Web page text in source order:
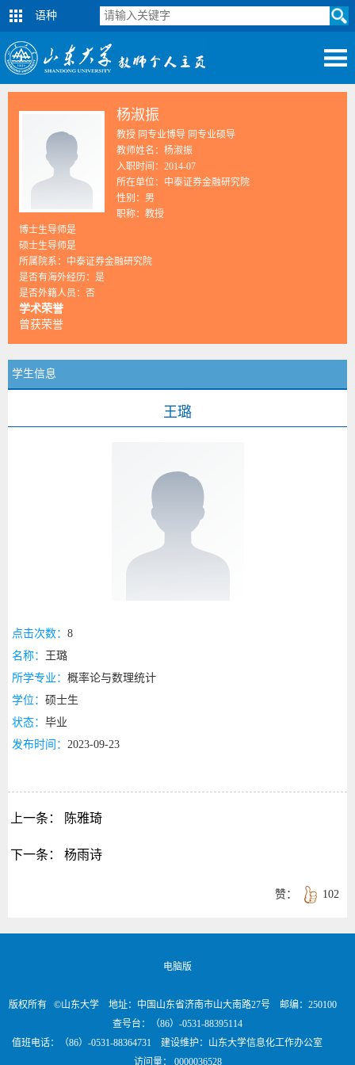
语种
杨淑振
教授 同专业博导 同专业硕导
教师姓名：杨淑振
入职时间：2014-07
所在单位：中泰证券金融研究院
性别：男
职称：教授
博士生导师是
硕士生导师是
所属院系：中泰证券金融研究院
是否有海外经历：是
是否外籍人员：否
学术荣誉
曾获荣誉
学生信息
王璐
点击次数： 8
名称：
王璐
所学专业： 概率论与数理统计
学位： 硕士生
状态： 毕业
发布时间： 2023-09-23
上一条： 陈雅琦
下一条： 杨雨诗
102
赞：
电脑版
版权所有 ©山东大学 地址：中国山东省济南市山大南路27号 邮编：250100
查号台：（86）-0531-88395114
值班电话：（86）-0531-88364731 建设维护：山东大学信息化工作办公室
访问量： 0000036528